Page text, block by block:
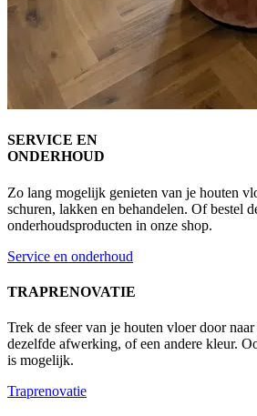
SERVICE EN
ONDERHOUD
Zo lang mogelijk genieten van je houten
schuren, lakken en behandelen. Of bestel
onderhoudsproducten in onze shop.
Service en onderhoud
TRAPRENOVATIE
Trek de sfeer van je houten vloer door
dezelfde afwerking, of een andere kleur.
is mogelijk.
Traprenovatie